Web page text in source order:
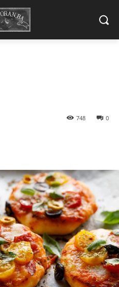
0
748